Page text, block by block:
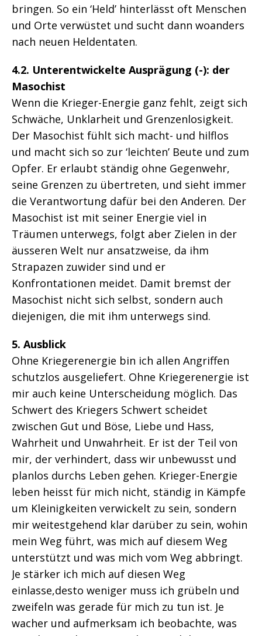
bringen. So ein ‘Held’ hinterlässt oft Menschen
und Orte verwüstet und sucht dann woanders
nach neuen Heldentaten.
4.2. Unterentwickelte Ausprägung (-): der
Masochist
Wenn die Krieger-Energie ganz fehlt, zeigt sich
Schwäche, Unklarheit und Grenzenlosigkeit.
Der Masochist fühlt sich macht- und hilflos
und macht sich so zur ‘leichten’ Beute und zum
Opfer. Er erlaubt ständig ohne Gegenwehr,
seine Grenzen zu übertreten, und sieht immer
die Verantwortung dafür bei den Anderen. Der
Masochist ist mit seiner Energie viel in
Träumen unterwegs, folgt aber Zielen in der
äusseren Welt nur ansatzweise, da ihm
Strapazen zuwider sind und er
Konfrontationen meidet. Damit bremst der
Masochist nicht sich selbst, sondern auch
diejenigen, die mit ihm unterwegs sind.
5. Ausblick
Ohne Kriegerenergie bin ich allen Angriffen
schutzlos ausgeliefert. Ohne Kriegerenergie ist
mir auch keine Unterscheidung möglich. Das
Schwert des Kriegers Schwert scheidet
zwischen Gut und Böse, Liebe und Hass,
Wahrheit und Unwahrheit. Er ist der Teil von
mir, der verhindert, dass wir unbewusst und
planlos durchs Leben gehen. Krieger-Energie
leben heisst für mich nicht, ständig in Kämpfe
um Kleinigkeiten verwickelt zu sein, sondern
mir weitestgehend klar darüber zu sein, wohin
mein Weg führt, was mich auf diesem Weg
unterstützt und was mich vom Weg abbringt.
Je stärker ich mich auf diesen Weg
einlasse,desto weniger muss ich grübeln und
zweifeln was gerade für mich zu tun ist. Je
wacher und aufmerksam ich beobachte, was